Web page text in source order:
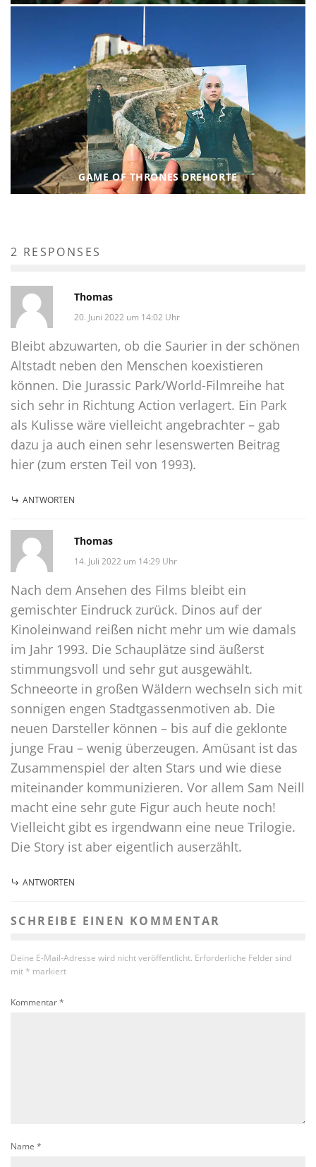
GAME OF THRONES DREHORTE
2 RESPONSES
Thomas
20. Juni 2022 um 14:02 Uhr
Bleibt abzuwarten, ob die Saurier in der schönen
Altstadt neben den Menschen koexistieren
können. Die Jurassic Park/World-Filmreihe hat
sich sehr in Richtung Action verlagert. Ein Park
als Kulisse wäre vielleicht angebrachter – gab
dazu ja auch einen sehr lesenswerten Beitrag
hier (zum ersten Teil von 1993).
ANTWORTEN
Thomas
14. Juli 2022 um 14:29 Uhr
Nach dem Ansehen des Films bleibt ein
gemischter Eindruck zurück. Dinos auf der
Kinoleinwand reißen nicht mehr um wie damals
im Jahr 1993. Die Schauplätze sind äußerst
stimmungsvoll und sehr gut ausgewählt.
Schneeorte in großen Wäldern wechseln sich mit
sonnigen engen Stadtgassenmotiven ab. Die
neuen Darsteller können – bis auf die geklonte
junge Frau – wenig überzeugen. Amüsant ist das
Zusammenspiel der alten Stars und wie diese
miteinander kommunizieren. Vor allem Sam Neill
macht eine sehr gute Figur auch heute noch!
Vielleicht gibt es irgendwann eine neue Trilogie.
Die Story ist aber eigentlich auserzählt.
ANTWORTEN
SCHREIBE EINEN KOMMENTAR
Deine E-Mail-Adresse wird nicht veröffentlicht. Erforderliche Felder sind
mit * markiert
Kommentar*
Name *